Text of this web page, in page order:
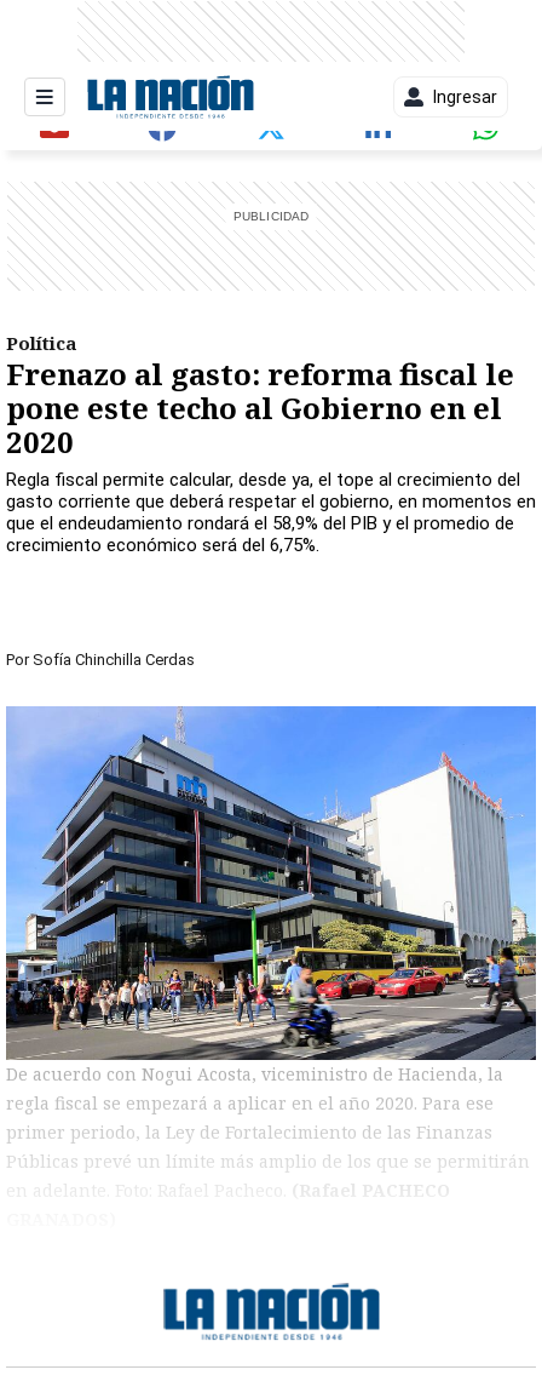
Ingresar
Política
Frenazo al gasto: reforma fiscal le
pone este techo al Gobierno en el
2020
Regla fiscal permite calcular, desde ya, el tope al crecimiento del
gasto corriente que deberá respetar el gobierno, en momentos en
que el endeudamiento rondará el 58,9% del PIB y el promedio de
crecimiento económico será del 6,75%.
Por Sofía Chinchilla Cerdas
De acuerdo con Nogui Acosta, viceministro de Hacienda, la
regla fiscal se empezará a aplicar en el año 2020. Para ese
primer periodo, la Ley de Fortalecimiento de las Finanzas
Públicas prevé un límite más amplio de los que se permitirán
en adelante. Foto: Rafael Pacheco.
(Rafael PACHECO